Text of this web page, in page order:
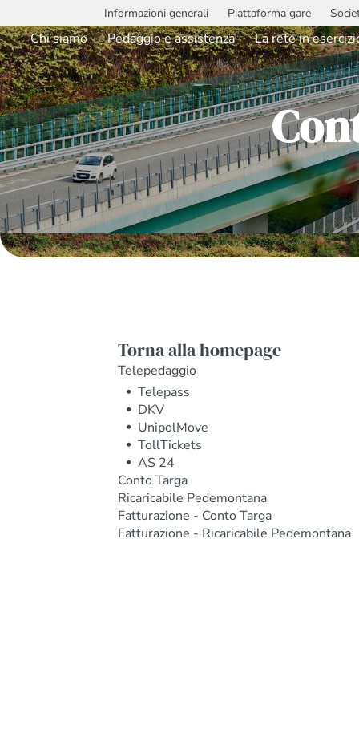
Informazioni generali Piattaforma gare
Chi siamo Pedaggio e assistenza La rete in
Torna alla homepage
Telepedaggio
Telepass
DKV
UnipolMove
TollTickets
AS 24
Conto Targa
Ricaricabile Pedemontana
Fatturazione - Conto Targa
Fatturazione - Ricaricabile Pedemontana